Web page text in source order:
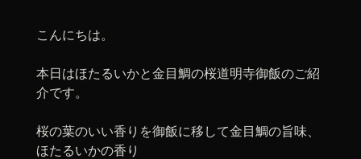
こんにちは。
本日はほたるいかと金目鯛の桜道明寺御飯のご紹
介です。
桜の葉のいい香りを御飯に移して金目鯛の旨味、
ほたるいかの香り